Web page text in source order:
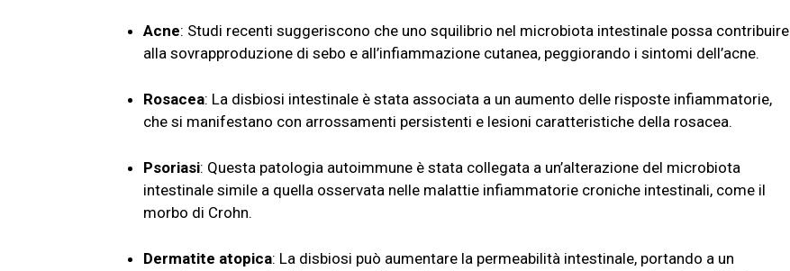
Acne: Studi recenti suggeriscono che uno squilibrio nel microbiota intestinale possa contribuire
alla sovrapproduzione di sebo e all’infiammazione cutanea, peggiorando i sintomi dell’acne.
Rosacea: La disbiosi intestinale è stata associata a un aumento delle risposte infiammatorie,
che si manifestano con arrossamenti persistenti e lesioni caratteristiche della rosacea.
Psoriasi: Questa patologia autoimmune è stata collegata a un’alterazione del microbiota
intestinale simile a quella osservata nelle malattie infiammatorie croniche intestinali, come il
morbo di Crohn.
Dermatite atopica: La disbiosi può aumentare la permeabilità intestinale, portando a un